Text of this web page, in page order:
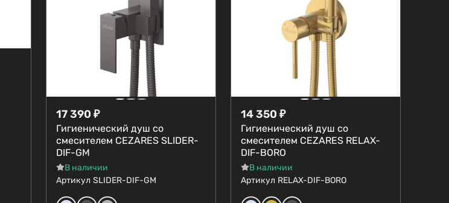
17 390 ₽
Гигиенический душ со
смесителем CEZARES SLIDER-
DIF-GM
В наличии
Артикул SLIDER-DIF-GM
14 350 ₽
Гигиенический душ со
смесителем CEZARES RELAX-
DIF-BORO
В наличии
Артикул RELAX-DIF-BORO